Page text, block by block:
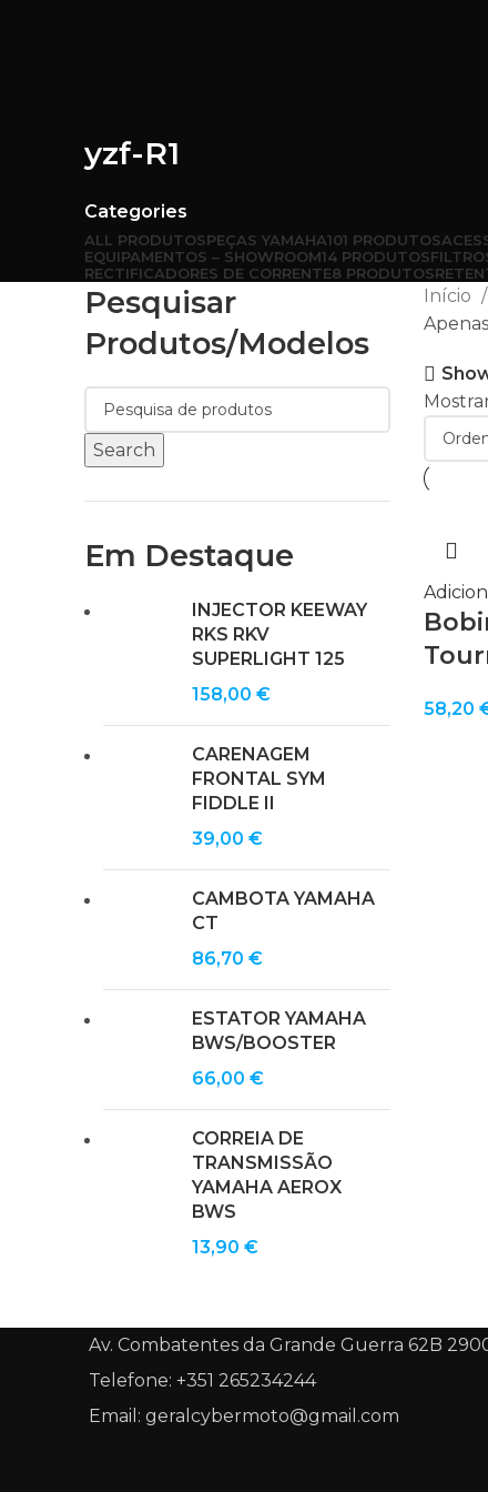
yzf-R1
Categories
ALL PRODUTOSPEÇAS YAMAHA101 PRODUTOS
EQUIPAMENTOS – SHOWROOM14 PRODUTOS
RECTIFICADORES DE CORRENTE8 PRODUTOS
Pesquisar
Produtos/modelos
Search
Em Destaque
INJECTOR KEEWAY
RKS RKV
SUPERLIGHT 125
158,00 €
CARENAGEM
FRONTAL SYM
FIDDLE II
39,00 €
CAMBOTA YAMAHA
CT
86,70 €
ESTATOR YAMAHA
BWS/BOOSTER
66,00 €
CORREIA DE
TRANSMISSÃO
YAMAHA AEROX
BWS
13,90 €
Início
58,20
Av. Combatentes da Grande Guerra 62B
Telefone: +351 265234244
Email: geralcybermoto@gmail.com